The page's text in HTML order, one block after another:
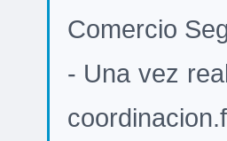
Comercio
- Una vez